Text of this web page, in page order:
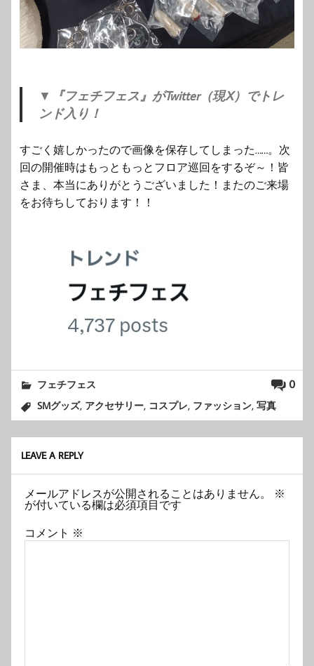
▼
『フェチフェス』がTwitter（現X）でトレ
ンド入り！
すごく嬉しかったので画像を保存してしまった……。次
回の開催時はもっともっとフロア巡回をするぞ～！皆
さま、本当にありがとうございました！またのご来場
をお待ちしております！！
0
フェチフェス
SMグッズ, アクセサリー, コスプレ, ファッション,写真
LEAVE A REPLY
メールアドレスが公開されることはありません。
※
が付いている欄は必須項目です
コメント ※